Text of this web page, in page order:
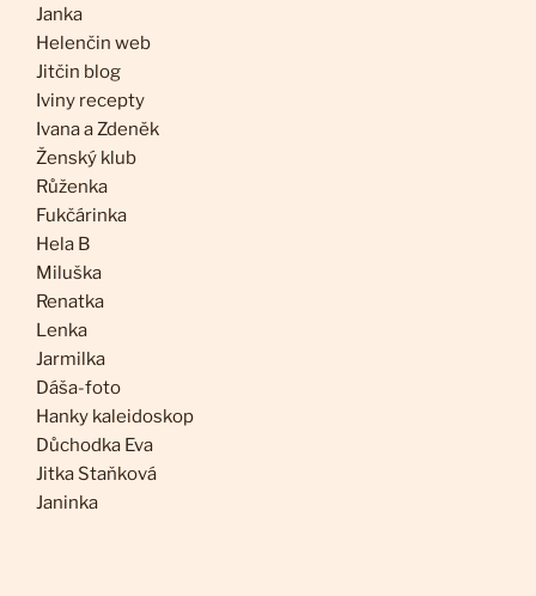
Janka
Helenčin web
Jitčin blog
Iviny recepty
Ivana a Zdeněk
Ženský klub
Růženka
Fukčárinka
Hela B
Miluška
Renatka
Lenka
Jarmilka
Dáša-foto
Hanky kaleidoskop
Důchodka Eva
Jitka Staňková
Janinka